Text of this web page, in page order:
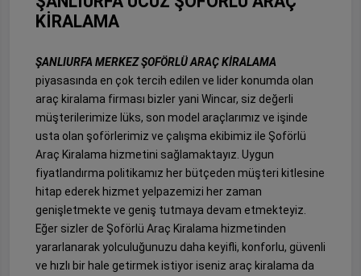
KİRALAMA
ŞANLIURFA MERKEZ ŞOFÖRLÜ ARAÇ KİRALAMA
piyasasında en çok tercih edilen ve lider konumda olan
araç kiralama firması bizler yani Wincar, siz değerli
müşterilerimize lüks, son model araçlarımız ve işinde
usta olan şoförlerimiz ve çalışma ekibimiz ile Şoförlü
Araç Kiralama hizmetini sağlamaktayız. Uygun
fiyatlandırma politikamız her bütçeden müşteri kitlesine
hitap ederek hizmet yelpazemizi her zaman
genişletmekte ve geniş tutmaya devam etmekteyiz.
Eğer sizler de Şoförlü Araç Kiralama hizmetinden
yararlanarak yolculuğunuzu daha keyifli, konforlu, güvenli
ve hızlı bir hale getirmek istiyor iseniz araç kiralama da